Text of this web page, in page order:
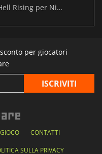
Annunciato ufficialmente il DLC Hell Rising per Nioh 3
per giocatori
CONTATTI
SULLA PRIVACY